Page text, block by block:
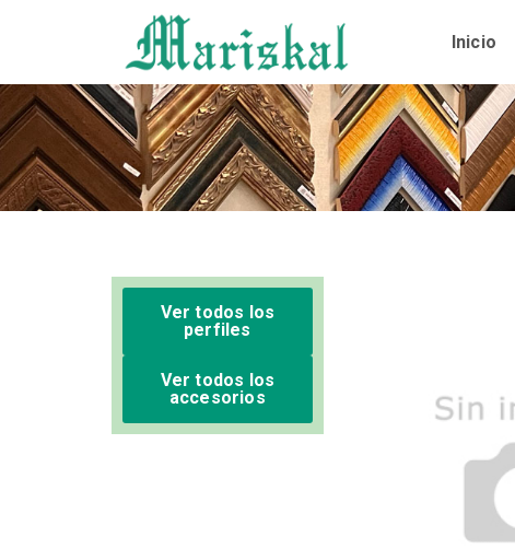
Inicio
Ver todos los
perfiles
Ver todos los
accesorios